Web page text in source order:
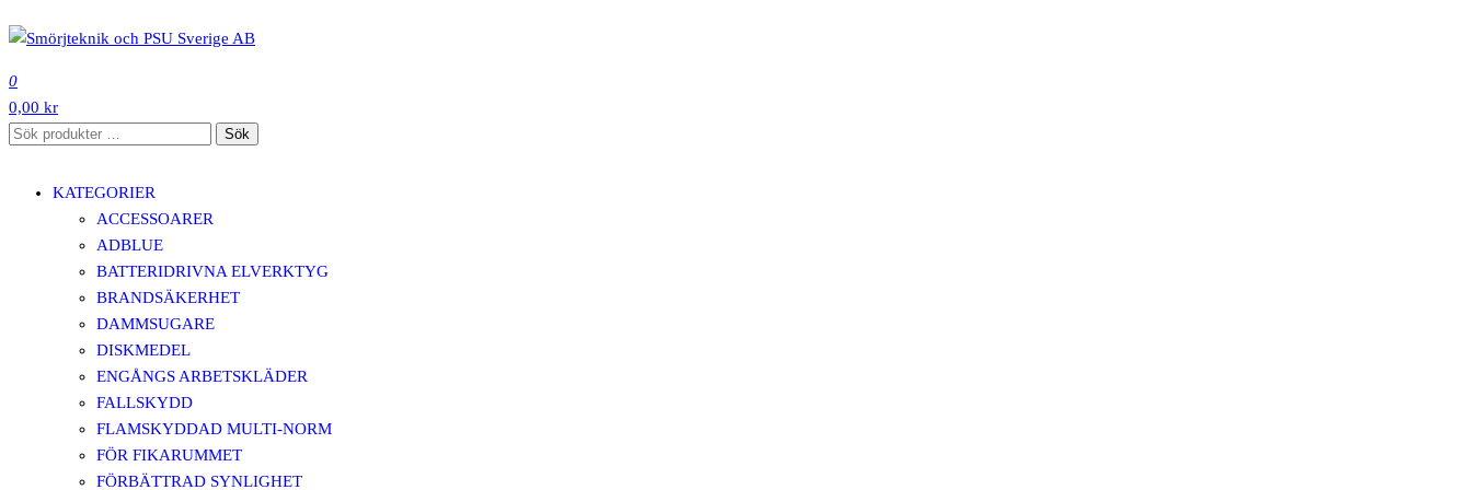
till
innehåll
0
0,00 kr
Sök
Sök
KATEGORIER
ACCESSOARER
ADBLUE
BATTERIDRIVNA ELVERKTYG
BRANDSÄKERHET
DAMMSUGARE
DISKMEDEL
ENGÅNGS ARBETSKLÄDER
FALLSKYDD
FLAMSKYDDAD MULTI-NORM
FÖR FIKARUMMET
FÖRBÄTTRAD SYNLIGHET